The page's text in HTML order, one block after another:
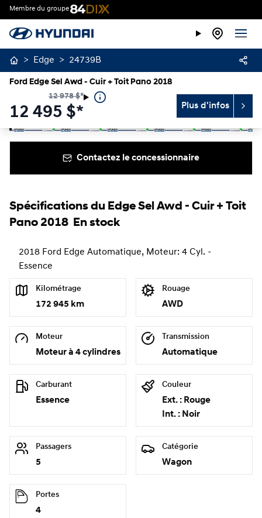
Membre du groupe
> Edge > 24739B
Ford Edge Sel Awd - Cuir + Toit Pano 2018
12 978$*
12 495 $* Plus d'infos
ArrêterPrécédent
Suivant
Contactez le concessionnaire
Spécifications du Edge Sel Awd - Cuir + Toit
Pano 2018 En stock
2018 Ford Edge Automatique, Moteur: 4 Cyl. -
Essence
Kilométrage
172 945 km
Rouage
AWD
Moteur
Moteur à 4 cylindres
Transmission
Automatique
Carburant
Essence
Couleur
Ext. : Rouge
Int. : Noir
Passagers
5
Catégorie
Wagon
Portes
4